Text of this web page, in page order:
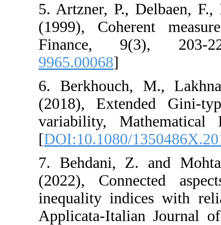
5. Artzner, P.,
(1999),
Finance,
9965.00068
6. Berkhouch,
(2018),
variability,
[DOI:10.1080/
7. Behdani, Z.
(2022),
inequality
Applicata-